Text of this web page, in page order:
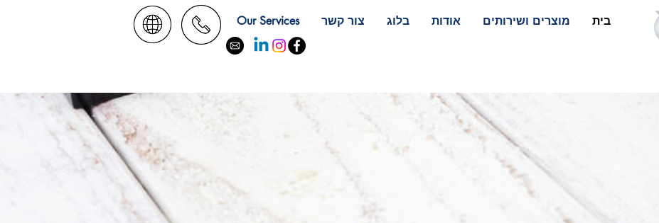
Our Services צור קשר בלוג אודות מוצרים ושירותים בית
אחראי לתמרוקים בישראל